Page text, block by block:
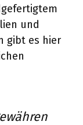
und
gibt es hier